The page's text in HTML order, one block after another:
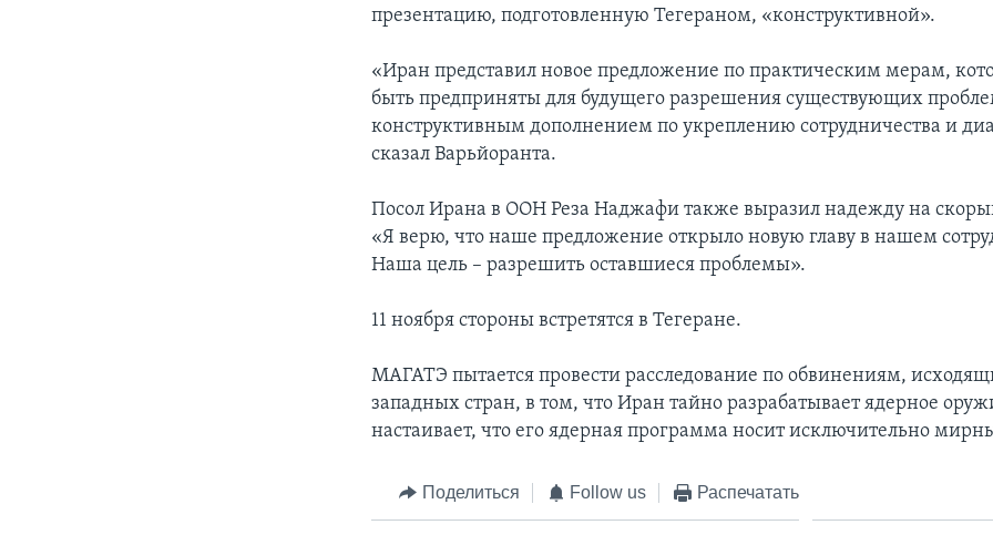
презентацию, подготовленную Тегераном, «конструктивной».
«Иран представил новое предложение по практическим мерам,
быть предприняты для будущего разрешения существующих
конструктивным дополнением по укреплению сотрудничества и
сказал Варьйоранта.
Посол Ирана в ООН Реза Наджафи также выразил надежду на
«Я верю, что наше предложение открыло новую главу в нашем
Наша цель – разрешить оставшиеся проблемы».
11 ноября стороны встретятся в Тегеране.
МАГАТЭ пытается провести расследование по обвинениям,
западных стран, в том, что Иран тайно разрабатывает ядерное
настаивает, что его ядерная программа носит исключительно
Поделиться Follow us Распечатать